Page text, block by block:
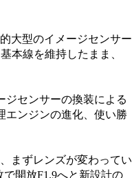
大型のイメージセンサー
本線を維持したまま、
センサーの換装による
エンジンの進化、使い勝
まずレンズが変わってい
開放F1.9へと新設計の